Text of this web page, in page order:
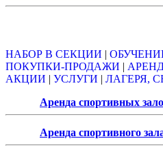
НАБОР В СЕКЦИИ |
ПОКУПКИ-ПРОДАЖИ |
АКЦИИ | УСЛУГИ | ЛАГЕРЯ,
Аренда спортивных
Аренда спортивного